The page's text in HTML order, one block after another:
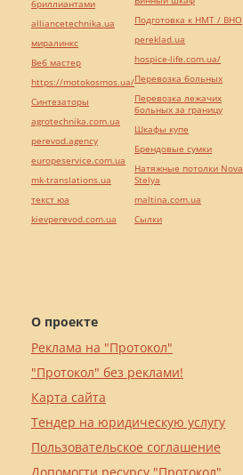
О проекте
Реклама на "Протокол"
"Протокол" без реклами!
Карта сайта
Тендер на юридическую услугу
Пользовательское соглашение
бриллиантами
alliancetechnika.ua
миралинкс
Веб мастер
https://motokosmos.ua/
Синтезаторы
agrotechnika.com.ua
perevod.agency
europeservice.com.ua
mk-translations.ua
текст юа
kievperevod.com.ua
Подготовка к НМТ / ВНО
pereklad.ua
hospice-life.com.ua/
Перевозка больных
Перевозка лежачих
больных за границу
Шкафы купе
Брендовые сумки
Натяжные потолки Nova
Stelya
maltina.com.ua
Cылки